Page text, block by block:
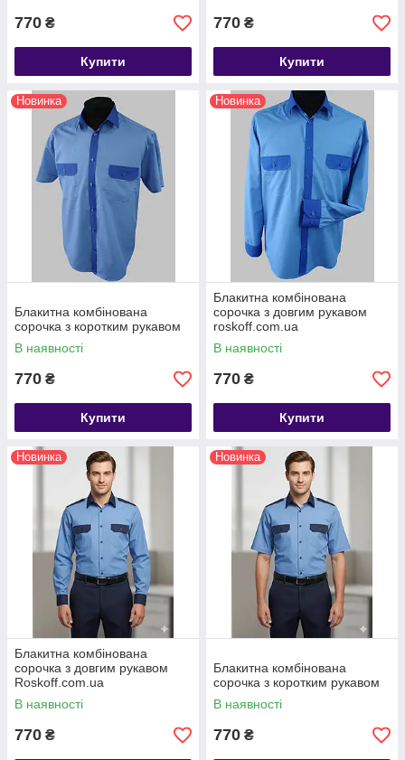
770 ₴
Купити
770 ₴
Купити
Новинка
Блакитна комбінована
сорочка з коротким рукавом
В наявності
770 ₴
Купити
Новинка
Блакитна комбінована
сорочка з довгим рукавом
roskoff.com.ua
В наявності
770 ₴
Купити
Новинка
Блакитна комбінована
сорочка з довгим рукавом
Roskoff.com.ua
В наявності
770 ₴
Новинка
Блакитна комбінована
сорочка з коротким рукавом
В наявності
770 ₴